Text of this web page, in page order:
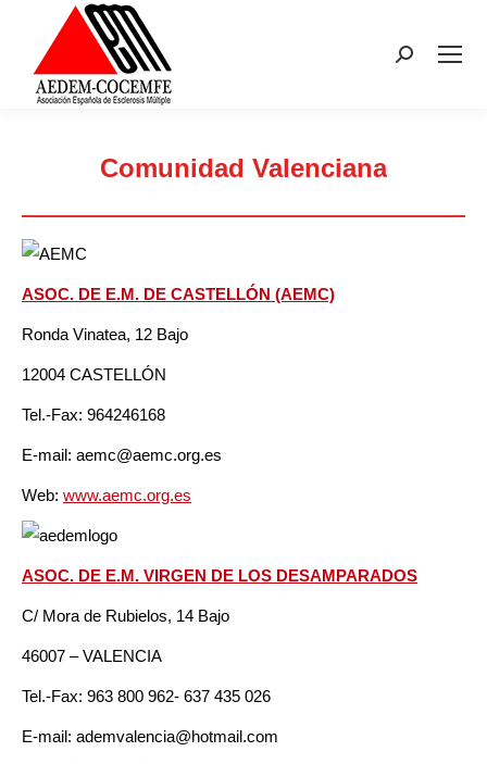
Buscar:
Comunidad Valenciana
ASOC. DE E.M. DE CASTELLÓN (AEMC)
Ronda Vinatea, 12 Bajo
12004 CASTELLÓN
Tel.-Fax: 964246168
E-mail: aemc@aemc.org.es
Web: www.aemc.org.es
ASOC. DE E.M. VIRGEN DE LOS DESAMPARADOS
C/ Mora de Rubielos, 14 Bajo
46007 – VALENCIA
Tel.-Fax: 963 800 962- 637 435 026
E-mail: ademvalencia@hotmail.com